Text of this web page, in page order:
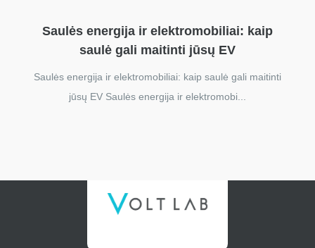
Saulės energija ir elektromobiliai: kaip
saulė gali maitinti jūsų EV
Saulės energija ir elektromobiliai: kaip saulė gali maitinti
jūsų EV Saulės energija ir elektromobi...